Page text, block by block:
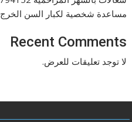
مساعدة شخصية لكبار السن الخرج 0547794152
Recent Comments
لا توجد تعليقات للعرض.